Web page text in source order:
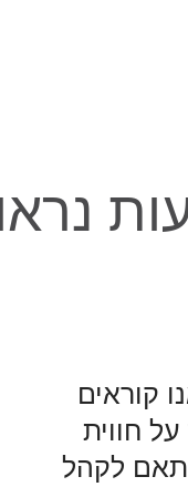
קוראים
חווית
לקהל